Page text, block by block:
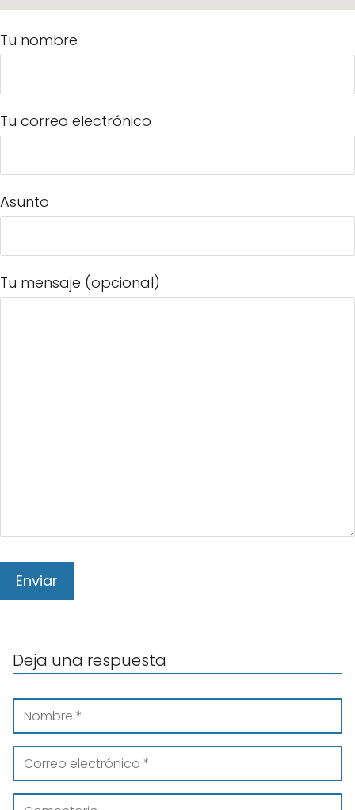
Tu nombre
Tu correo electrónico
Asunto
Tu mensaje (opcional)
Deja una respuesta